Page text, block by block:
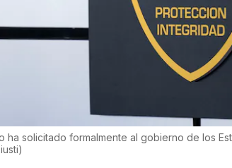
solicitado formalmente al gobierno de los
)